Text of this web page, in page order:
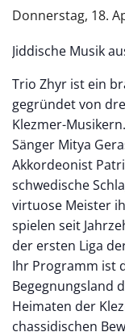
Donnerstag, 18.
Jiddische Musik
Trio Zhyr ist ein
gegründet von
Klezmer-
Sänger Mitya
Akkordeonist
schwedische
virtuose Meister
spielen seit
der ersten Liga
Ihr Programm ist
Begegnungsland
Heimaten der
chassidischen